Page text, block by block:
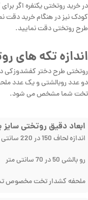
در خرید روتختی یکنفره اگر
کودک نیز در هنگام خرید دقت
طرح روتختی دقت نمایید.
اندازه تکه های
روتختی طرح دختر کفشدوزکی
دو عدد روبالشتی و یک عدد
تخت شما مشخص می شود.
ابعاد دقیق روتختی سایز
اندازه لحاف 150 در 220 سانتی متر با تلرانس 5 سانتی متر
رو بالشی 50 در 70 سانتی متر
ملحفه کشدار تخت مخصوص